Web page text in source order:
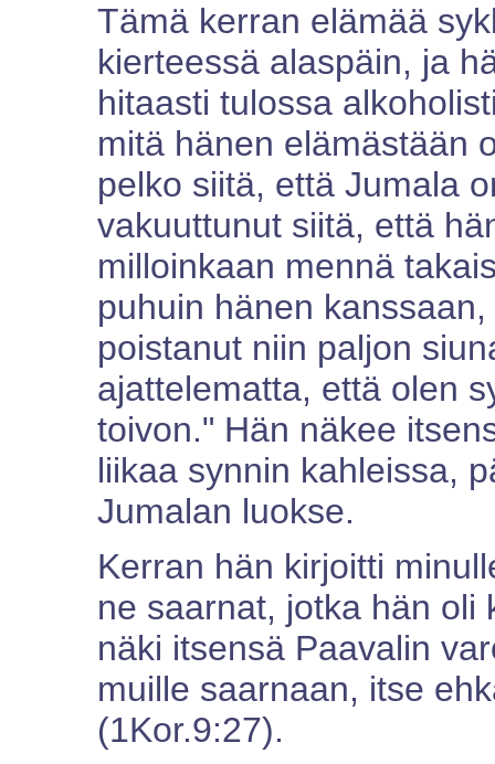
Tämä kerran elämää
kierteessä alaspäin, ja
hitaasti tulossa
mitä hänen elämästään
pelko siitä, että Jumala
vakuuttunut siitä, että
milloinkaan mennä
puhuin hänen
poistanut niin paljon
ajattelematta, että olen
toivon." Hän näkee
liikaa synnin kahleissa,
Jumalan luokse.
Kerran hän kirjoitti
ne saarnat, jotka hän oli
näki itsensä Paavalin
muille saarnaan, itse
(1Kor.9:27).